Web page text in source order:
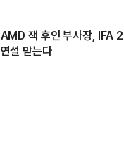
AMD 잭 후인 부사장, IFA
연설 맡는다